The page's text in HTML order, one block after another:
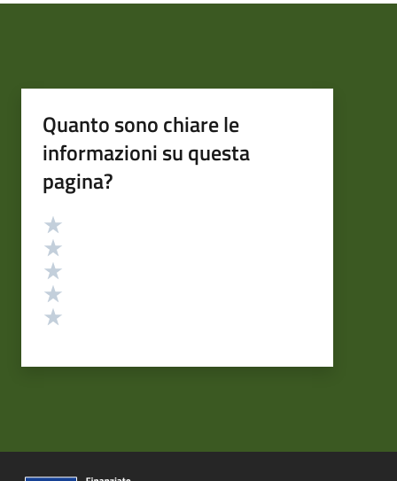
Quanto sono chiare le
informazioni su questa
pagina?
Valutazione